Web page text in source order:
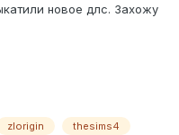
новое длс. Захожу
добавить в игру ничего
и зашла как обычно
zlorigin thesims4